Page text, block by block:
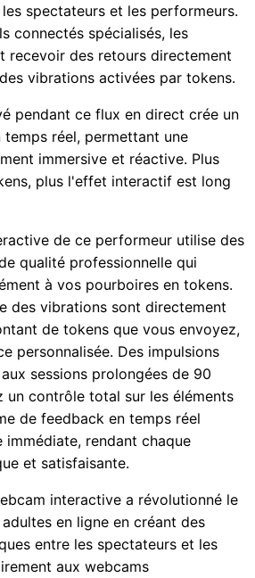
spectateurs et les performeurs.
connectés spécialisés, les
recevoir des retours directement
vibrations activées par tokens.
pendant ce flux en direct crée un
réel, permettant une
immersive et réactive. Plus
plus l'effet interactif est long
de ce performeur utilise des
qualité professionnelle qui
à vos pourboires en tokens.
des vibrations sont directement
de tokens que vous envoyez,
personnalisée. Des impulsions
sessions prolongées de 90
un contrôle total sur les éléments
de feedback en temps réel
immédiate, rendant chaque
et satisfaisante.
interactive a révolutionné le
en ligne en créant des
entre les spectateurs et les
aux webcams